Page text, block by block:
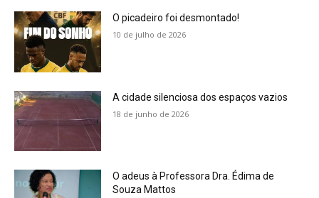
O picadeiro foi desmontado!
10 de julho de 2026
A cidade silenciosa dos espaços vazios
18 de junho de 2026
O adeus à Professora Dra. Édima de
Souza Mattos